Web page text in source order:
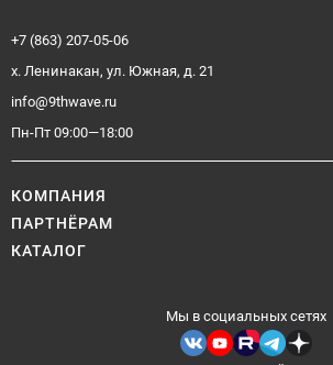
+7 (863) 207-05-06
х. Ленинакан, ул. Южная, д. 21
info@9thwave.ru
Пн-Пт 09:00—18:00
КОМПАНИЯ
ПАРТНЁРАМ
КАТАЛОГ
Мы в социальных сетях